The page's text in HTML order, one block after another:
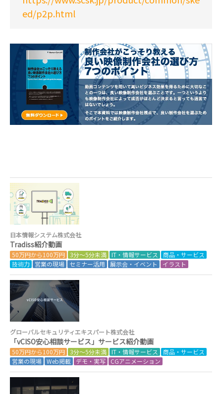
ed/p2p.html
日本情報システム株式会社
Tradiss紹介動画
50万円から100万円 3分～5分未満 IT・情報サービス
商品・サービス
技術力
営業の現場 セミナー活用 展示会・イベント イラスト
グローバルセキュリティエキスパート株式会社
「vCISO安心相談サービス」サービス紹介動画
50万円から100万円 3分～5分未満 IT・情報サービス
商品・サービス
営業の現場 Web掲載 デモ・実写 CGアニメーション